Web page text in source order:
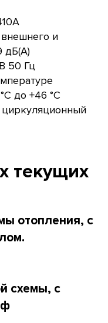
и
дБ(А)
50 Гц
до +46 °С
текущих
отопления, с
схемы, с